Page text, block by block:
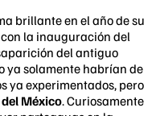
brillante en el año de su
la inauguración del
del antiguo
ya solamente habrían de
ya experimentados, pero
México. Curiosamente